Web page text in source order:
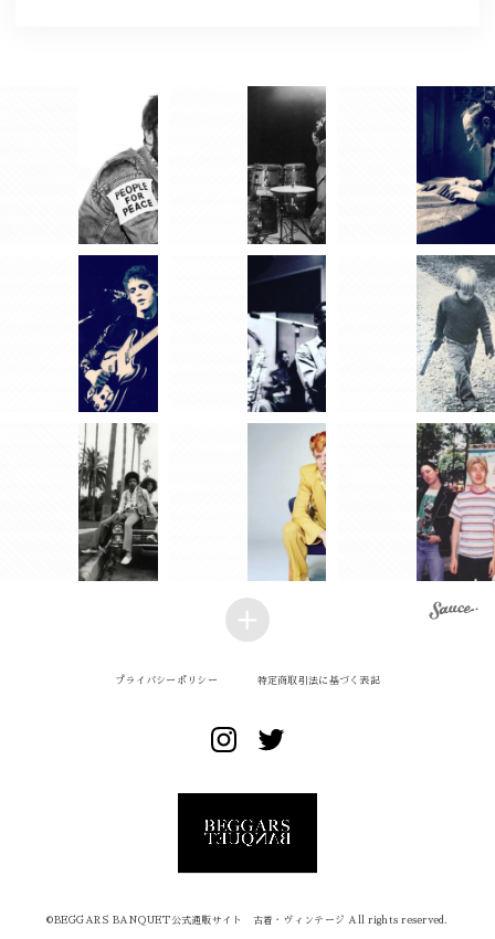
プライバシーポリシー 特定商取引法に基づく表記
©︎BEGGARS BANQUET公式通販サイト 古着・ヴィンテージ All rights reserved.